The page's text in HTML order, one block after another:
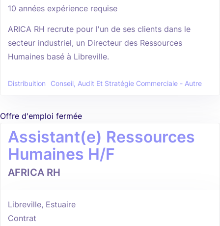
10 années expérience requise
ARICA RH recrute pour l'un de ses clients dans le
secteur industriel, un Directeur des Ressources
Humaines basé à Libreville.
Distribuition Conseil, Audit Et Stratégie Commerciale - Autre
Offre d'emploi fermée
Assistant(e) Ressources
Humaines H/F
AFRICA RH
Libreville, Estuaire
Contrat